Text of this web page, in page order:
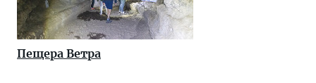
Пещера Ветра